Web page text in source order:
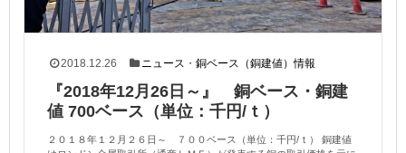
2018.12.26 ニュース ・銅ベース（銅建値）情報
『2018年12月26日～』 銅ベース・銅建
値 700ベース（単位：千円/ｔ）
２０１８年１２月２６日～ ７００ベース（単位：千円/ｔ） 銅建値